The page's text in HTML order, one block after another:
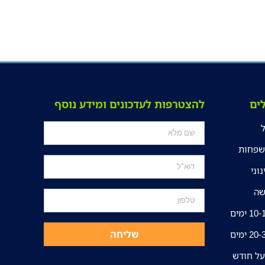
ימים
ימים
חודש
להצטרפות לעדכונים ומידע נוסף
שליחה